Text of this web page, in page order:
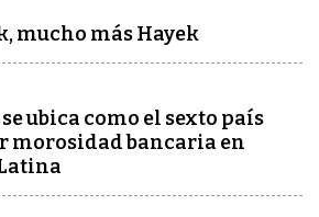
mucho más Hayek
ubica como el sexto país
morosidad bancaria en